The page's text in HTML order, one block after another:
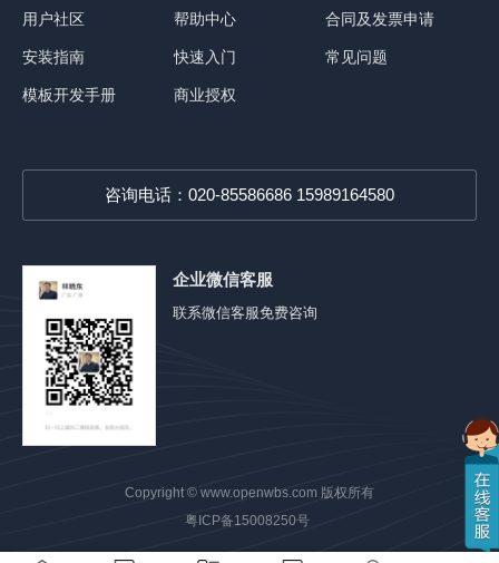
用户社区 帮助中心 合同及发票申请
安装指南 快速入门 常见问题
模板开发手册 商业授权
咨询电话：020-85586686 15989164580
企业微信客服
联系微信客服免费咨询
Copyright © www.openwbs.com 版权所有
粤ICP备15008250号